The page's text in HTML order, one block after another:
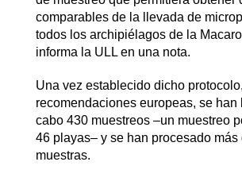
comparables de la llevada de
todos los archipiélagos de la
informa la ULL en una nota.
Una vez establecido dicho
recomendaciones europeas, se han
cabo 430 muestreos –un muestreo
46 playas– y se han procesado más
muestras.